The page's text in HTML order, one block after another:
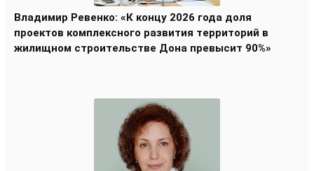
Владимир Ревенко: «К концу 2026 года доля
проектов комплексного развития территорий в
жилищном строительстве Дона превысит 90%»